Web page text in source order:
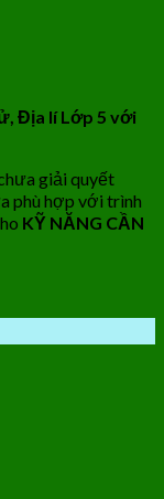
Địa lí Lớp 5 với
giải quyết
phù hợp với trình
KỸ NĂNG CẦN